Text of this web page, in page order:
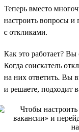
Теперь вместо
настроить вопросы и
с откликами.
Как это работает? Вы
Когда соискатель
на них ответить. Вы
и решаете, подходит